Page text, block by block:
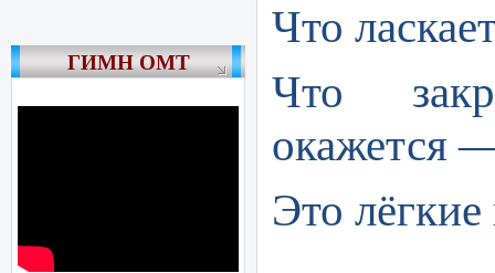
ГИМН ОМТ
Что
Что
окажется
Это